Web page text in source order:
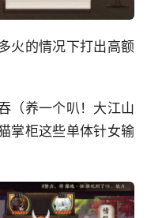
火的情况下打出高额
（养一个叭！大江山
掌柜这些单体针女输